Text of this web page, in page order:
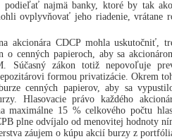
najmä banky, ktoré by tak
ovplyvňovať jeho riadenie, vrátane
akcionára CDCP mohla uskutočniť,
o cenných papieroch, aby sa
Súčasný zákon totiž nepovoľuje
formou privatizácie. Okrem
cenných papierov, aby sa
Hlasovacie právo každého
maximálne 15 % celkového počtu
plne odvíjalo od menovitej hodnoty
záujem o kúpu akcií burzy z